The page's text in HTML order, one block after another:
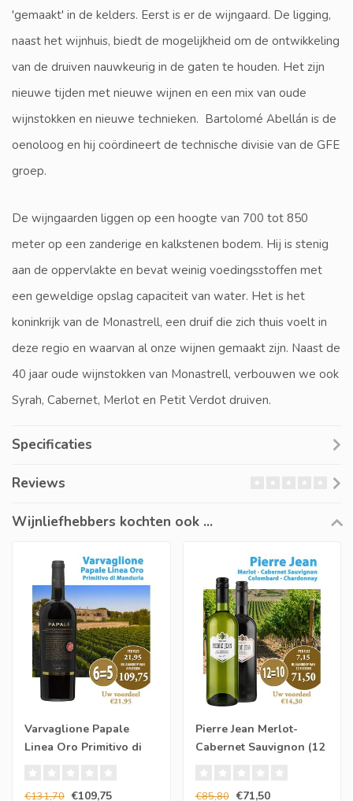
'gemaakt' in de kelders. Eerst is er de wijngaard. De ligging,
naast het wijnhuis, biedt de mogelijkheid om de ontwikkeling
van de druiven nauwkeurig in de gaten te houden. Het zijn
nieuwe tijden met nieuwe wijnen en een mix van oude
wijnstokken en nieuwe technieken. Bartolomé Abellán is de
oenoloog en hij coördineert de technische divisie van de GFE
groep.
De wijngaarden liggen op een hoogte van 700 tot 850
meter op een zanderige en kalkstenen bodem. Hij is stenig
aan de oppervlakte en bevat weinig voedingsstoffen met
een geweldige opslag capaciteit van water. Het is het
koninkrijk van de Monastrell, een druif die zich thuis voelt in
deze regio en waarvan al onze wijnen gemaakt zijn. Naast de
40 jaar oude wijnstokken van Monastrell, verbouwen we ook
Syrah, Cabernet, Merlot en Petit Verdot druiven.
Specificaties
Reviews
Wijnliefhebbers kochten ook ...
Varvaglione Papale
Linea Oro Primitivo di
€131,70 €109,75
Pierre Jean Merlot-
Cabernet Sauvignon (12
€85,80 €71,50